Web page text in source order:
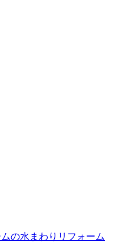
の水まわりリフォーム